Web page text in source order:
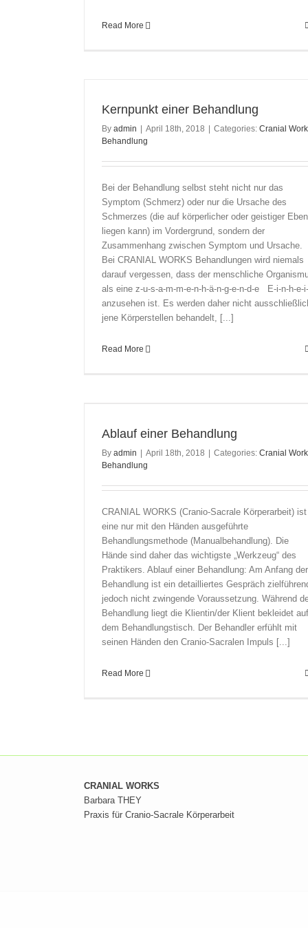
Read More
Kernpunkt einer Behandlung
By admin April 18th, 2018 Categories: Cranial
Behandlung
Bei der Behandlung selbst steht nicht nur das
Symptom (Schmerz) oder nur die Ursache des
Schmerzes (die auf körperlicher oder geistiger
liegen kann) im Vordergrund, sondern der
Zusammenhang zwischen Symptom und Ursache.
Bei CRANIAL WORKS Behandlungen wird niemals
darauf vergessen, dass der menschliche
als eine z-u-s-a-m-m-e-n-h-ä-n-g-e-n-d-e E-i-n-h-e-
anzusehen ist. Es werden daher nicht
jene Körperstellen behandelt, [...]
Read More
Ablauf einer Behandlung
By admin April 18th, 2018 Categories: Cranial
Behandlung
CRANIAL WORKS (Cranio-Sacrale Körperarbeit) ist
eine nur mit den Händen ausgeführte
Behandlungsmethode (Manualbehandlung). Die
Hände sind daher das wichtigste „Werkzeug“ des
Praktikers. Ablauf einer Behandlung: Am Anfang der
Behandlung ist ein detailliertes Gespräch
jedoch nicht zwingende Voraussetzung. Während
Behandlung liegt die Klientin/der Klient bekleidet auf
dem Behandlungstisch. Der Behandler erfühlt mit
seinen Händen den Cranio-Sacralen Impuls [...]
Read More
CRANIAL WORKS
Barbara THEY
Praxis für Cranio-Sacrale Körperarbeit